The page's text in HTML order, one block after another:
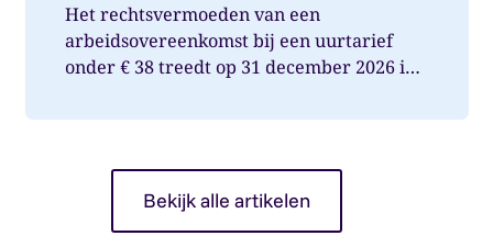
Het rechtsvermoeden van een
arbeidsovereenkomst bij een uurtarief
onder € 38 treedt op 31 december 2026 in
Bekijk alle artikelen